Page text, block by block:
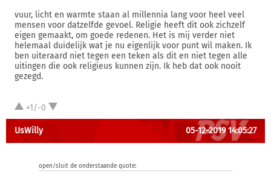
vuur, licht en warmte staan al millennia lang voor heel veel
mensen voor datzelfde gevoel. Religie heeft dit ook zichzelf
eigen gemaakt, om goede redenen. Het is mij verder niet
helemaal duidelijk wat je nu eigenlijk voor punt wil maken. Ik
ben uiteraard niet tegen een teken als dit en niet tegen alle
uitingen die ook religieus kunnen zijn. Ik heb dat ook nooit
gezegd.
+1/-0
UsWilly 05-12-2019 14:05:27
open/sluit de onderstaande quote: